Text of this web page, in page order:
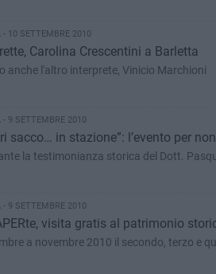
- 10 SETTEMBRE 2010
Carolina Crescentini a Barletta
anche l'altro interprete, Vinicio Marchioni
- 9 SETTEMBRE 2010
sacco… in stazione”: l’evento per
la testimonianza storica del Dott.
- 9 SETTEMBRE 2010
visita gratis al patrimonio
a novembre 2010 il secondo, terzo e